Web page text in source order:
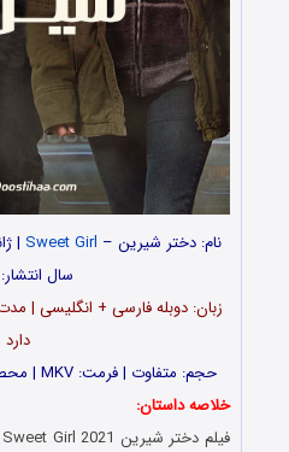
نام: دختر شیرین – Sweet Girl
|
سال انتشار: 2021
دارد
حجم: متفاوت | فرمت: MKV | محصول آمریکا | امتیاز: 5.5 از 10
خلاصه داستان: